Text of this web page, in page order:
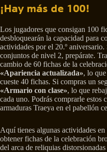
¡Hay más de 100!
Los jugadores que consigan 100
desbloquearán la capacidad para
actividades por el 20.º
conjuntos de nivel 2, prepárate.
cambio de 60 fichas de la
«Apariencia actualizada», lo
cueste 40 fichas. Si compras un
«Armario con clase», lo que
cada uno. Podrás comprarle estos
armaduras Traeya en el pabellón
Aquí tienes algunas actividades
obtener fichas de la celebración
del arca de reliquias